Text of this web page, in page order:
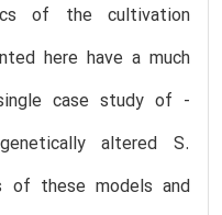
of the cultivation
here have a much
case study of -
altered S.
of these models and